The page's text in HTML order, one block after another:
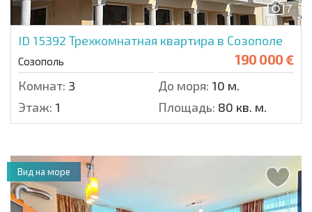
7
ID 15392 Трехкомнатная квартира в Созополе
Созополь 190 000 €
Комнат: 3 До моря: 10 м.
Этаж: 1 Площадь: 80 кв. м.
Вид на море